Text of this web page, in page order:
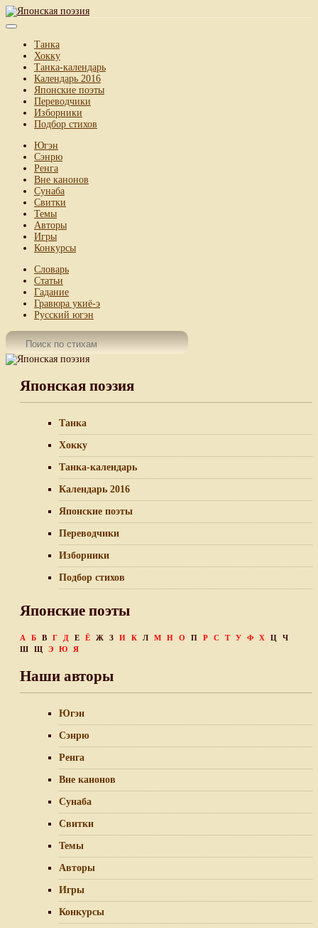
Танка
Хокку
Танка-календарь
Календарь 2016
Японские поэты
Переводчики
Изборники
Подбор стихов
Югэн
Сэнрю
Ренга
Вне канонов
Сунаба
Свитки
Темы
Авторы
Игры
Конкурсы
Словарь
Статьи
Гадание
Гравюра укиё-э
Русский югэн
Японская поэзия
Танка
Хокку
Танка-календарь
Календарь 2016
Японские поэты
Переводчики
Изборники
Подбор стихов
Японские поэты
А Б В Г Д Е Ё Ж З И К Л М Н О П Р С Т У Ф Х Ц
Ч
Ш
Щ Э Ю Я
Наши авторы
Югэн
Сэнрю
Ренга
Вне канонов
Сунаба
Свитки
Темы
Авторы
Игры
Конкурсы